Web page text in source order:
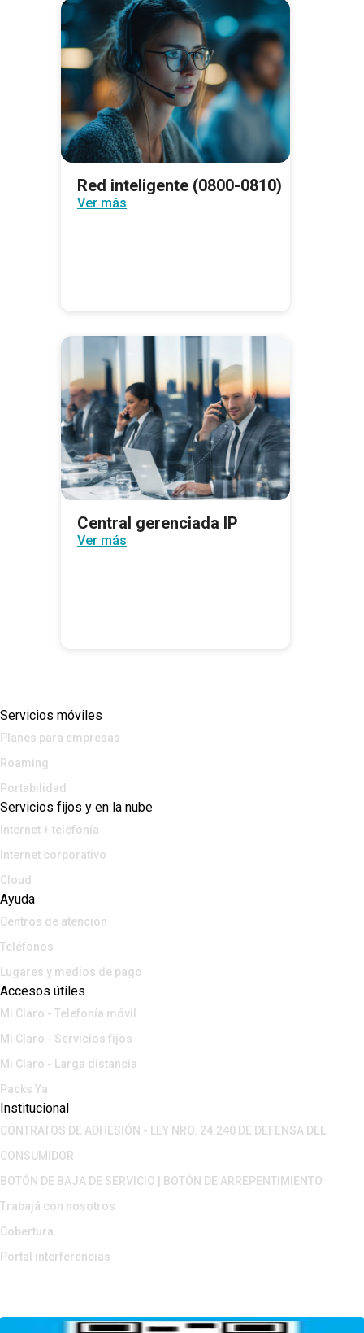
Red inteligente (0800-0810)
Ver más
Central gerenciada IP
Ver más
Servicios móviles
Planes para empresas
Roaming
Portabilidad
Servicios fijos y en la nube
Internet + telefonía
Internet corporativo
Cloud
Ayuda
Centros de atención
Teléfonos
Lugares y medios de pago
Accesos útiles
Mi Claro - Telefonía móvil
Mi Claro - Servicios fijos
Mi Claro - Larga distancia
Packs Ya
Institucional
CONTRATOS DE ADHESIÓN - LEY NRO. 24.240 DE DEFENSA DEL
CONSUMIDOR
BOTÓN DE BAJA DE SERVICIO | BOTÓN DE ARREPENTIMIENTO
Trabajá con nosotros
Cobertura
Portal interferencias